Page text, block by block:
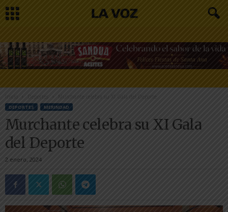
Inicio Murchante celebra su XI Gala del Deporte
DEPORTES MERINDAD
Murchante celebra su XI Gala
del Deporte
2 enero, 2024